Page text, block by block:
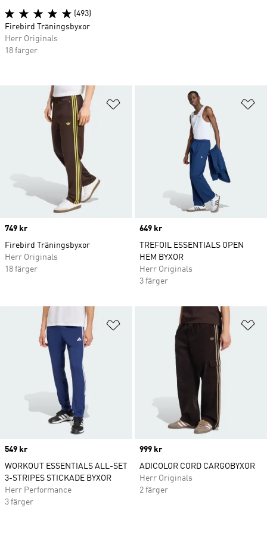
Lägg till på önskelistan
Price
749 kr
Firebird Träningsbyxor
Herr Originals
18 färger
Price
649 kr
TREFOIL ESSENTIALS OPEN
HEM BYXOR
Herr Originals
3 färger
Lägg till på önskelistan
Price
549 kr
WORKOUT ESSENTIALS ALL-SET
3-STRIPES STICKADE BYXOR
Herr Performance
3 färger
Price
999 kr
ADICOLOR CORD CARGOBYXOR
Herr Originals
2 färger
(493)
Firebird Träningsbyxor
Herr Originals
18 färger